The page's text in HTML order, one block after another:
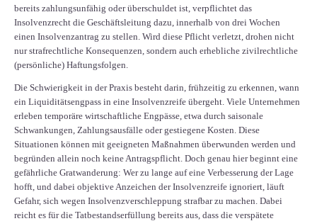
bereits zahlungsunfähig oder überschuldet ist, verpflichtet das
Insolvenzrecht die Geschäftsleitung dazu, innerhalb von drei Wochen
einen Insolvenzantrag zu stellen. Wird diese Pflicht verletzt, drohen nicht
nur strafrechtliche Konsequenzen, sondern auch erhebliche zivilrechtliche
(persönliche) Haftungsfolgen.
Die Schwierigkeit in der Praxis besteht darin, frühzeitig zu erkennen, wann
ein Liquiditätsengpass in eine Insolvenzreife übergeht. Viele Unternehmen
erleben temporäre wirtschaftliche Engpässe, etwa durch saisonale
Schwankungen, Zahlungsausfälle oder gestiegene Kosten. Diese
Situationen können mit geeigneten Maßnahmen überwunden werden und
begründen allein noch keine Antragspflicht. Doch genau hier beginnt eine
gefährliche Gratwanderung: Wer zu lange auf eine Verbesserung der Lage
hofft, und dabei objektive Anzeichen der Insolvenzreife ignoriert, läuft
Gefahr, sich wegen Insolvenzverschleppung strafbar zu machen. Dabei
reicht es für die Tatbestandserfüllung bereits aus, dass die verspätete